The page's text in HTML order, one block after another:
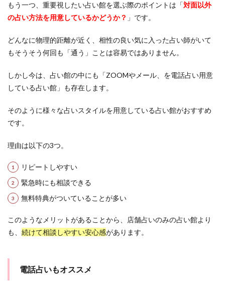
もう一つ、重要視したい占い館を選ぶ際のポイントは「対面以外
の占い方法を用意しているかどうか？ 」です。
どんなに物理的距離が近く、相性の良い気に入った占い師がいて
もそうそう何回も「通う」ことは容易ではありません。
しかし今は、占い館の中にも「ZOOMやメール、を電話占い用意
している占い館」も存在します。
そのように様々な占いスタイルを用意している占い館がおすすめ
です。
理由は以下の3つ。
リピートしやすい
緊急時にも相談できる
無料特典がついていることが多い
このようなメリットがあることから、店舗占いのみの占い館より
も、 続けて相談しやすい安心感があります。
電話占いもオススメ